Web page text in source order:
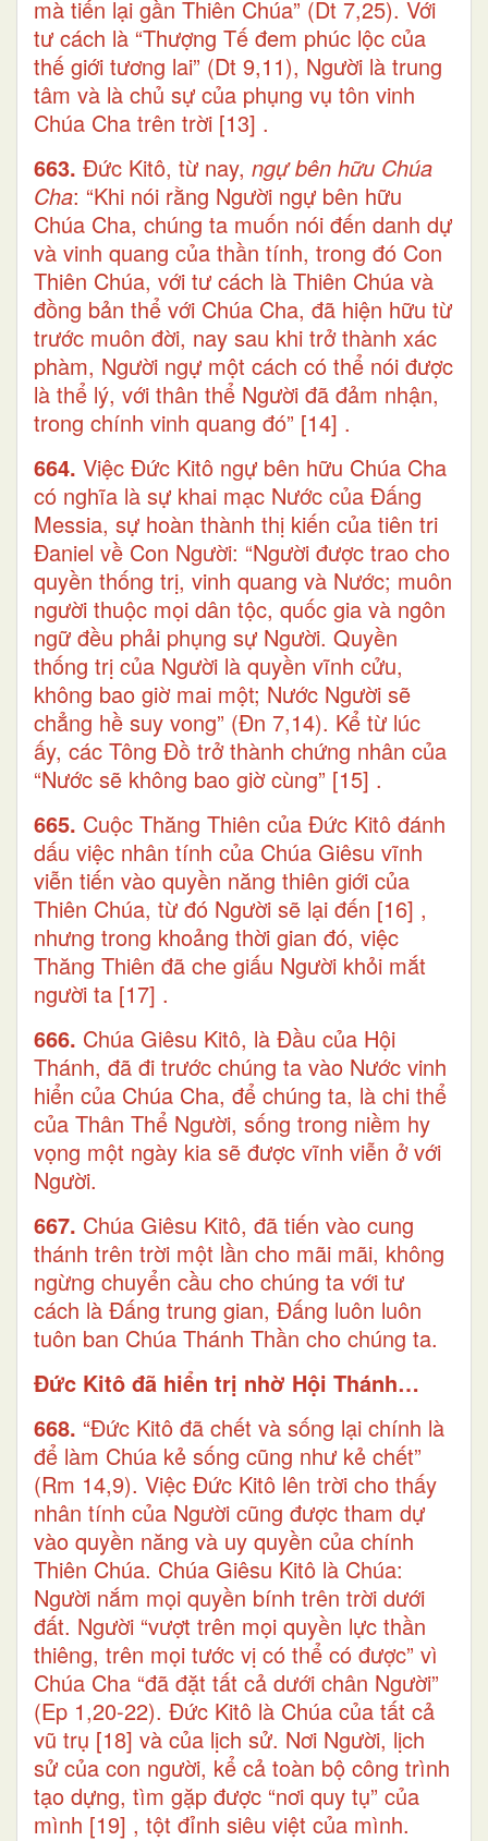
mà tiến lại gần Thiên Chúa” (Dt 7,25). Với
tư cách là “Thượng Tế đem phúc lộc của
thế giới tương lai” (Dt 9,11), Người là trung
tâm và là chủ sự của phụng vụ tôn vinh
Chúa Cha trên trời [13] .
663. Đức Kitô, từ nay, ngự bên hữu Chúa
Cha: “Khi nói rằng Người ngự bên hữu
Chúa Cha, chúng ta muốn nói đến danh dự
và vinh quang của thần tính, trong đó Con
Thiên Chúa, với tư cách là Thiên Chúa và
đồng bản thể với Chúa Cha, đã hiện hữu từ
trước muôn đời, nay sau khi trở thành xác
phàm, Người ngự một cách có thể nói được
là thể lý, với thân thể Người đã đảm nhận,
trong chính vinh quang đó” [14] .
664. Việc Đức Kitô ngự bên hữu Chúa Cha
có nghĩa là sự khai mạc Nước của Đấng
Messia, sự hoàn thành thị kiến của tiên tri
Đaniel về Con Người: “Người được trao cho
quyền thống trị, vinh quang và Nước; muôn
người thuộc mọi dân tộc, quốc gia và ngôn
ngữ đều phải phụng sự Người. Quyền
thống trị của Người là quyền vĩnh cửu,
không bao giờ mai một; Nước Người sẽ
chẳng hề suy vong” (Đn 7,14). Kể từ lúc
ấy, các Tông Đồ trở thành chứng nhân của
“Nước sẽ không bao giờ cùng” [15] .
665. Cuộc Thăng Thiên của Đức Kitô đánh
dấu việc nhân tính của Chúa Giêsu vĩnh
viễn tiến vào quyền năng thiên giới của
Thiên Chúa, từ đó Người sẽ lại đến [16] ,
nhưng trong khoảng thời gian đó, việc
Thăng Thiên đã che giấu Người khỏi mắt
người ta [17] .
666. Chúa Giêsu Kitô, là Đầu của Hội
Thánh, đã đi trước chúng ta vào Nước vinh
hiển của Chúa Cha, để chúng ta, là chi thể
của Thân Thể Người, sống trong niềm hy
vọng một ngày kia sẽ được vĩnh viễn ở với
Người.
667. Chúa Giêsu Kitô, đã tiến vào cung
thánh trên trời một lần cho mãi mãi, không
ngừng chuyển cầu cho chúng ta với tư
cách là Đấng trung gian, Đấng luôn luôn
tuôn ban Chúa Thánh Thần cho chúng ta.
Đức Kitô đã hiển trị nhờ Hội Thánh…
668. “Đức Kitô đã chết và sống lại chính là
để làm Chúa kẻ sống cũng như kẻ chết”
(Rm 14,9). Việc Đức Kitô lên trời cho thấy
nhân tính của Người cũng được tham dự
vào quyền năng và uy quyền của chính
Thiên Chúa. Chúa Giêsu Kitô là Chúa:
Người nắm mọi quyền bính trên trời dưới
đất. Người “vượt trên mọi quyền lực thần
thiêng, trên mọi tước vị có thể có được” vì
Chúa Cha “đã đặt tất cả dưới chân Người”
(Ep 1,20-22). Đức Kitô là Chúa của tất cả
vũ trụ [18] và của lịch sử. Nơi Người, lịch
sử của con người, kể cả toàn bộ công trình
tạo dựng, tìm gặp được “nơi quy tụ” của
mình [19] , tột đỉnh siêu việt của mình.